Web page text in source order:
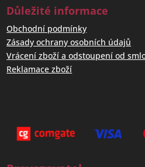
Důležité informace
Obchodní podmínky
Zásady ochrany osobních údajů
Vrácení zboží a odstoupení od
Reklamace zboží